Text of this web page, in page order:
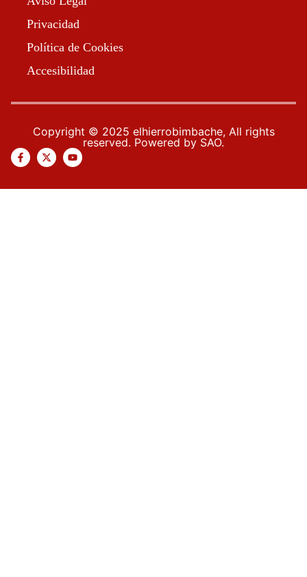
Privacidad
Política de Cookies
Accesibilidad
Copyright © 2025 elhierrobimbache, All rights
reserved. Powered by SAO.